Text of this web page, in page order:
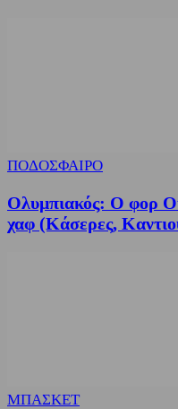
ΠΟΔΟΣΦΑΙΡΟ
Ολυμπιακός: Ο φορ
χαφ (Κάσερες,
ΜΠΑΣΚΕΤ